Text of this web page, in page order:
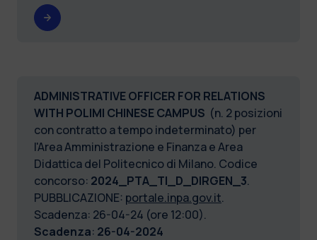
ADMINISTRATIVE OFFICER FOR RELATIONS
WITH POLIMI CHINESE CAMPUS (n. 2 posizioni
con contratto a tempo indeterminato) per
l'Area Amministrazione e Finanza e Area
Didattica del Politecnico di Milano. Codice
concorso: 2024_PTA_TI_D_DIRGEN_3.
PUBBLICAZIONE: portale.inpa.gov.it.
Scadenza: 26-04-24 (ore 12:00).
Scadenza: 26-04-2024